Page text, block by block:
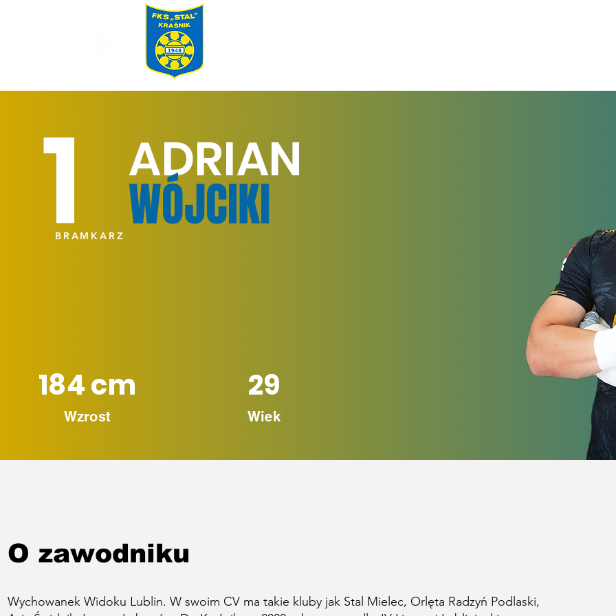
1 ADRIAN
WÓJCIKI
BRAMKARZ
184 cm
Wzrost
29
Wiek
O zawodniku
Wychowanek Widoku Lublin. W swoim CV ma takie kluby jak Stal Mielec, Orlęta Radzyń Podlaski,